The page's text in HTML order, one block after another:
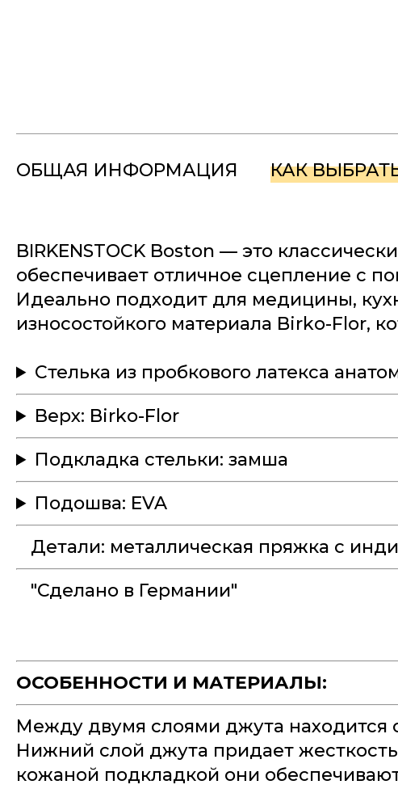
ОБЩАЯ ИНФОРМАЦИЯ КАК
BIRKENSTOCK Boston — это
обеспечивает отличное сцепление с
Идеально подходит для медицины,
износостойкого материала Birko-Flor,
Стелька из пробкового латекса
Верх: Birko-Flor
Подкладка стельки: замша
Подошва: EVA
Детали: металлическая пряжка с
"Сделано в Германии"
ОСОБЕННОСТИ И МАТЕРИАЛЫ:
Между двумя слоями джута находится
Нижний слой джута придает
кожаной подкладкой они